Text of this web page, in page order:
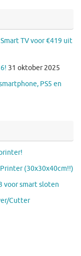
TV voor €419 uit
31 oktober 2025
PS5 en
(30x30x40cm!!)
voor smart sloten
Cutter